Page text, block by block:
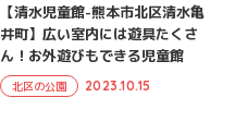
【清水児童館-熊本市北区清水亀
井町】広い室内には遊具たくさ
ん！お外遊びもできる児童館
北区の公園 2023.10.15